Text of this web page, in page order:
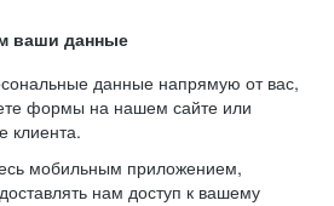
ваши данные
данные напрямую от вас,
формы на нашем сайте или
клиента.
мобильным приложением,
нам доступ к вашему